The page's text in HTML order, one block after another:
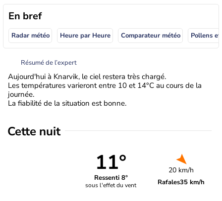
En bref
Radar météo Heure par Heure Comparateur météo Pollens
Résumé de l’expert
Aujourd'hui à Knarvik, le ciel restera très chargé.
Les températures varieront entre 10 et 14°C au cours de la
journée.
La fiabilité de la situation est bonne.
Cette nuit
11°
Ressenti 8°
sous l'effet du vent
20 km/h
Rafales35 km/h